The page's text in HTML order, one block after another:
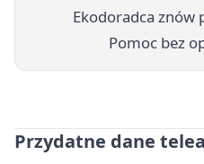
Ekodoradca znów
Pomoc bez
Przydatne dane